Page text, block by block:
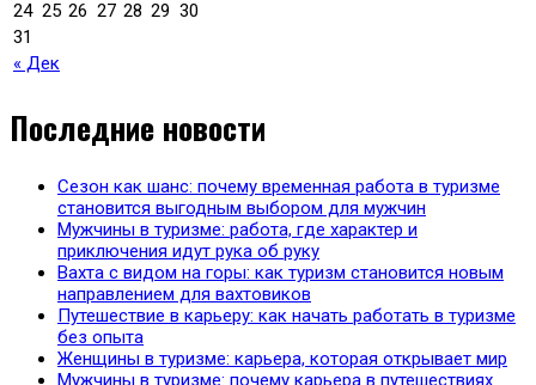
« Дек
24 25 26 27 28 29 30
31
Последние новости
Сезон как шанс: почему временная работа в туризме
становится выгодным выбором для мужчин
Мужчины в туризме: работа, где характер и
приключения идут рука об руку
Вахта с видом на горы: как туризм становится новым
направлением для вахтовиков
Путешествие в карьеру: как начать работать в туризме
без опыта
Женщины в туризме: карьера, которая открывает мир